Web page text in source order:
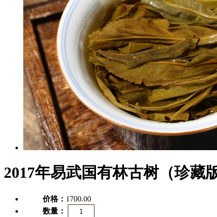
2017年易武国有林古树（珍藏
价格： 1700.00
数量：